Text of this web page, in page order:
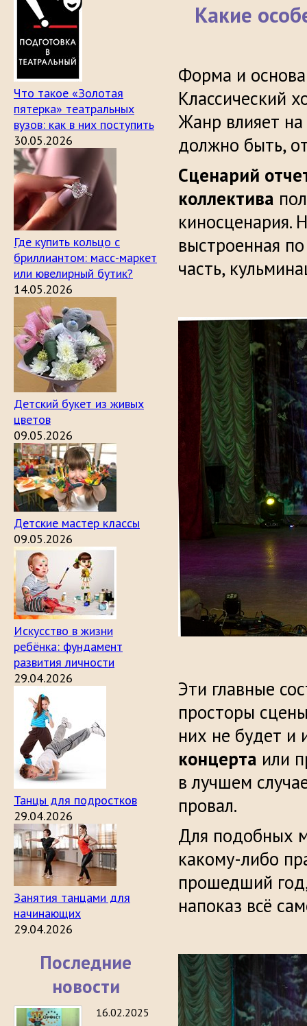
Что такое «Золотая
пятерка» театральных
вузов: как в них поступить
30.05.2026
Где купить кольцо с
бриллиантом: масс-маркет
или ювелирный бутик?
14.05.2026
Детский букет из живых
цветов
09.05.2026
Детские мастер классы
09.05.2026
Искусство в жизни
ребёнка: фундамент
развития личности
29.04.2026
Танцы для подростков
29.04.2026
Занятия танцами для
начинающих
29.04.2026
Последние
новости
16.02.2025
Какие
Форма и основа
Классический
Жанр влияет
должно быть,
Сценарий
коллектива
киносценария.
выстроенная
часть,
Эти главные
просторы
них не будет и
концерта или
в лучшем
провал.
Для подобных
какому-либо
прошедший
напоказ всё